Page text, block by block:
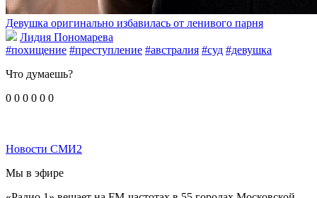
Девушка оригинально избавилась от ленивого парня
Лидия Пономарева
#похищение #преступление #австралия #суд #девушка
Что думаешь?
0 0 0 0 0 0
Новости СМИ2
Мы в эфире